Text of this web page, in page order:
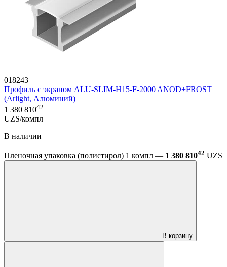
018243
Профиль с экраном ALU-SLIM-H15-F-2000 ANOD+FROST
(Arlight, Алюминий)
1 380 81042
UZS/компл
В наличии
Пленочная упаковка (полистирол) 1 компл — 1 380 81042 UZS
В корзину